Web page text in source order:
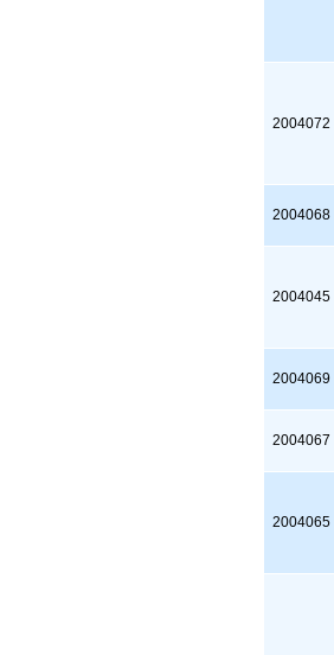
2004072
2004068
2004045
2004069
2004067
2004065